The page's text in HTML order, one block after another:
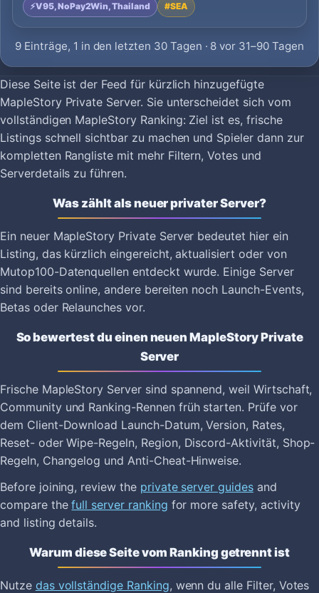
⚡V95, NoPay2Win, Thailand #SEA
9 Einträge, 1 in den letzten 30 Tagen · 8 vor 31–90 Tagen
Diese Seite ist der Feed für kürzlich hinzugefügte
MapleStory Private Server. Sie unterscheidet sich vom
vollständigen MapleStory Ranking: Ziel ist es, frische
Listings schnell sichtbar zu machen und Spieler dann zur
kompletten Rangliste mit mehr Filtern, Votes und
Serverdetails zu führen.
Was zählt als neuer privater Server?
Ein neuer MapleStory Private Server bedeutet hier ein
Listing, das kürzlich eingereicht, aktualisiert oder von
Mutop100-Datenquellen entdeckt wurde. Einige Server
sind bereits online, andere bereiten noch Launch-Events,
Betas oder Relaunches vor.
So bewertest du einen neuen MapleStory Private
Server
Frische MapleStory Server sind spannend, weil Wirtschaft,
Community und Ranking-Rennen früh starten. Prüfe vor
dem Client-Download Launch-Datum, Version, Rates,
Reset- oder Wipe-Regeln, Region, Discord-Aktivität, Shop-
Regeln, Changelog und Anti-Cheat-Hinweise.
Before joining, review the private server guidesand
compare thefull server ranking for more safety, activity
and listing details.
Warum diese Seite vom Ranking getrennt ist
Nutze das vollständige Ranking, wenn du alle Filter, Votes